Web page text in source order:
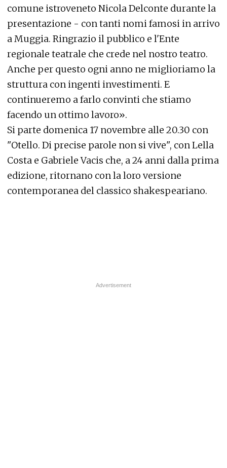
comune istroveneto Nicola Delconte durante la
presentazione - con tanti nomi famosi in arrivo
a Muggia. Ringrazio il pubblico e l'Ente
regionale teatrale che crede nel nostro teatro.
Anche per questo ogni anno ne miglioriamo la
struttura con ingenti investimenti. E
continueremo a farlo convinti che stiamo
facendo un ottimo lavoro».
Si parte domenica 17 novembre alle 20.30 con
"Otello. Di precise parole non si vive", con Lella
Costa e Gabriele Vacis che, a 24 anni dalla prima
edizione, ritornano con la loro versione
contemporanea del classico shakespeariano.